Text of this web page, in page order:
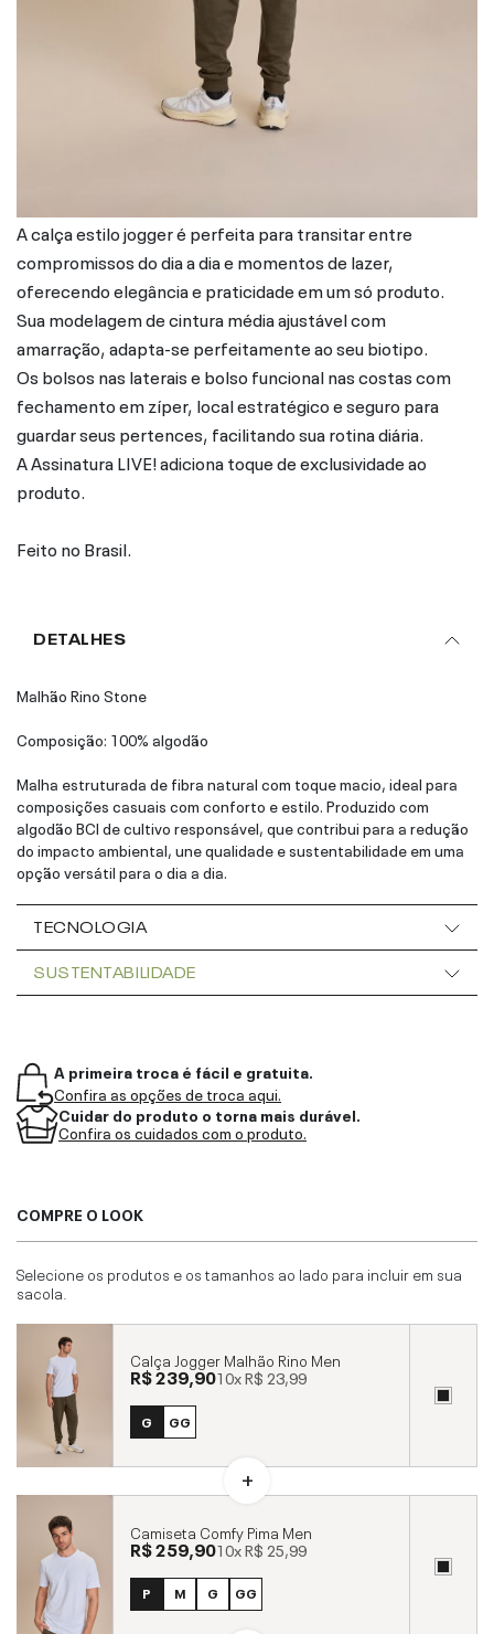
A calça estilo jogger é perfeita para transitar entre
compromissos do dia a dia e momentos de lazer,
oferecendo elegância e praticidade em um só produto.
Sua modelagem de cintura média ajustável com
amarração, adapta-se perfeitamente ao seu biotipo.
Os bolsos nas laterais e bolso funcional nas costas com
fechamento em zíper, local estratégico e seguro para
guardar seus pertences, facilitando sua rotina diária.
A Assinatura LIVE! adiciona toque de exclusividade ao
produto.
Feito no Brasil.
DETALHES
Malhão Rino Stone
Composição: 100% algodão
Malha estruturada de fibra natural com toque macio, ideal para
composições casuais com conforto e estilo. Produzido com
algodão BCI de cultivo responsável, que contribui para a redução
do impacto ambiental, une qualidade e sustentabilidade em uma
opção versátil para o dia a dia.
TECNOLOGIA
SUSTENTABILIDADE
A primeira troca é fácil e gratuita.
Confira as opções de troca aqui.
Cuidar do produto o torna mais durável.
Confira os cuidados com o produto.
COMPRE O LOOK
Selecione os produtos e os tamanhos ao lado para incluir em sua
sacola.
Calça Jogger Malhão Rino Men
R$ 239,9010xR$ 23,99
G GG
Camiseta Comfy Pima Men
R$ 259,9010xR$ 25,99
P M G GG